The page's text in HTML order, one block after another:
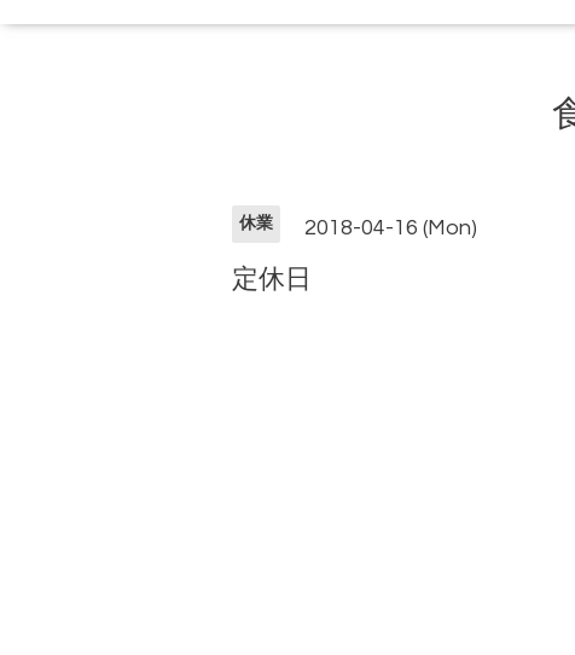
休業 2018-04-16 (Mon)
定休日